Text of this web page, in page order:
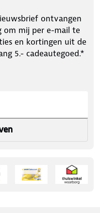
ontvangen
om mij per e-mail te
en kortingen uit de
5.- cadeautegoed.*